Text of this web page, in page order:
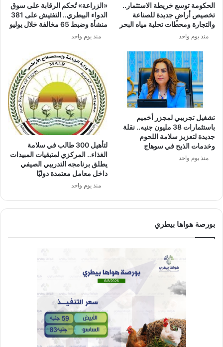
الحكومة توسع خريطة الاستثمار..
تخصيص أراضٍ جديدة للصناعة
والتجارة ومحطات تحلية مياه البحر
منذ يوم واحد
«الزراعة» تُحكم الرقابة على سوق
الدواء البيطري.. التفتيش على 381
منشأة وضبط 65 مخالفة خلال يوليو
منذ يوم واحد
تشغيل تجريبي لمجزر أخميم
باستثمارات 38 مليون جنيه.. نقلة
جديدة لتعزيز سلامة اللحوم
وخدمات الذبح في سوهاج
منذ يوم واحد
لتأهيل 300 طالب في سلامة
الغذاء.. المركزي لمتبقيات المبيدات
يطلق برنامجه التدريبي الصيفي
داخل معامل معتمدة دوليًا
منذ يوم واحد
بورصة هواها بيطري